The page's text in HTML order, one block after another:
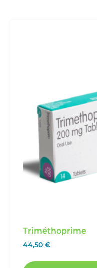
Triméthoprime
44,50 €